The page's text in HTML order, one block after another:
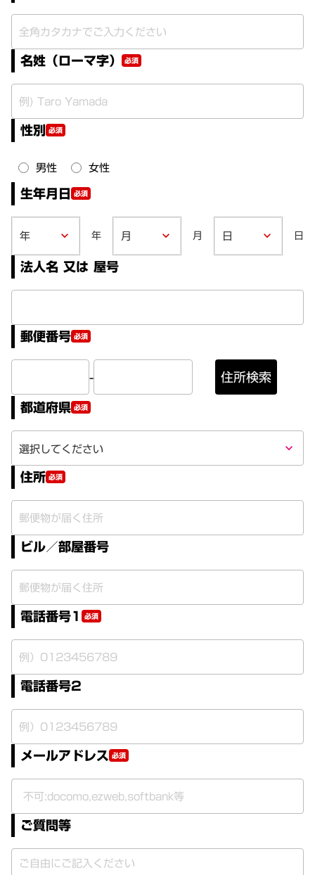
名姓（ローマ字） 必須
性別 必須
男性 女性
生年月日 必須
keyboard_arrow_down 年 keyboard_arrow_down 月 keyboard_arrow_down 日
法人名 又は 屋号
郵便番号 必須
-
住所検索
都道府県 必須
keyboard_arrow_down
住所 必須
ビル／部屋番号
電話番号1 必須
電話番号2
メールアドレス 必須
ご質問等